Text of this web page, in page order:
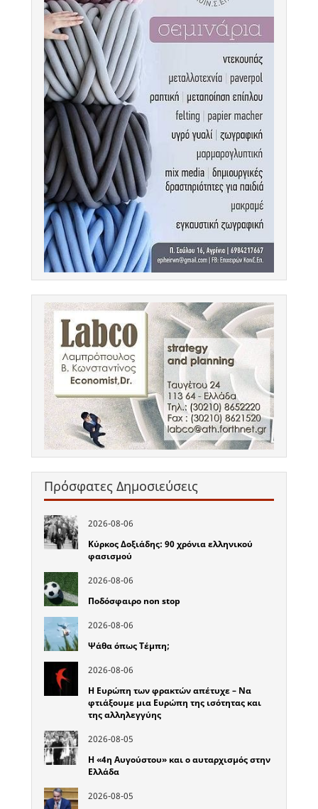
Πρόσφατες Δημοσιεύσεις
2026-08-06
Κύρκος Δοξιάδης: 90 χρόνια ελληνικού
φασισμού
2026-08-06
Ποδόσφαιρο non stop
2026-08-06
Ψάθα όπως Τέμπη;
2026-08-06
Η Ευρώπη των φρακτών απέτυχε – Να
φτιάξουμε μια Ευρώπη της ισότητας και
της αλληλεγγύης
2026-08-05
Η «4η Αυγούστου» και ο αυταρχισμός στην
Ελλάδα
2026-08-05